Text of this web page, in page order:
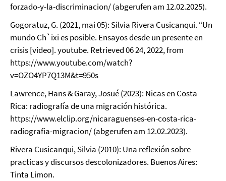
forzado-y-la-discriminacion/ (abgerufen am 12.02.2025).
Gogoratuz, G. (2021, mai 05): Silvia Rivera Cusicanqui. “Un
mundo Ch`ixi es posible. Ensayos desde un presente en
crisis [video]. youtube. Retrieved 06 24, 2022, from
https://www.youtube.com/watch?
v=OZO4YP7Q13M&t=950s
Lawrence, Hans & Garay, Josué (2023): Nicas en Costa
Rica: radiografía de una migración histórica.
https://www.elclip.org/nicaraguenses-en-costa-rica-
radiografia-migracion/ (abgerufen am 12.02.2023).
Rivera Cusicanqui, Silvia (2010): Una reflexión sobre
practicas y discursos descolonizadores. Buenos Aires:
Tinta Limon.